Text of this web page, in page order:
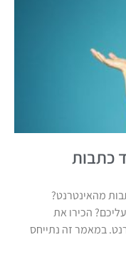
כתבות
מהאינטרנט?
הכירו את
במאמר זה נתייחס